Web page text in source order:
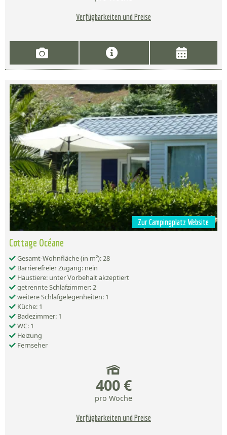
Verfügbarkeiten und Preise
Zur Campingplatz Website
Cottage Océane
Gesamt-Wohnfläche (in m²): 28
Barrierefreier Zugang: nein
Haustiere: unter Vorbehalt akzeptiert
getrennte Schlafzimmer: 2
weitere Schlafgelegenheiten: 1
Küche: 1
Badezimmer: 1
WC: 1
Heizung
Fernseher
400 €
pro Woche
Verfügbarkeiten und Preise